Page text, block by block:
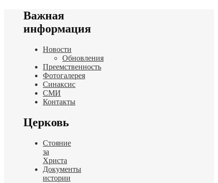
Важная
информация
Новости
Обновления
Преемственность
Фотогалерея
Синаксис
СМИ
Контакты
Церковь
Стояние
за
Христа
Документы
истории